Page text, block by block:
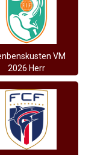
VM
2026 Herr